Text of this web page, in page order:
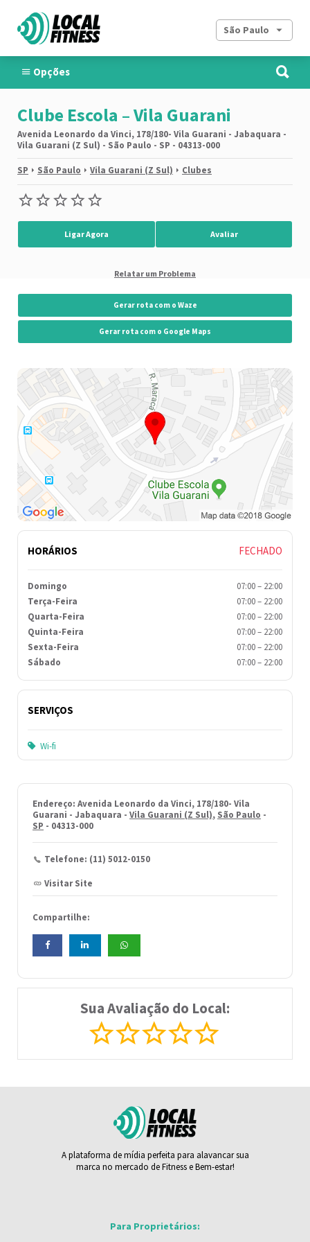
São Paulo
Opções
Clube Escola – Vila Guarani
Avenida Leonardo da Vinci, 178/180- Vila Guarani - Jabaquara -
Vila Guarani (Z Sul) - São Paulo - SP - 04313-000
SP São Paulo Vila Guarani (Z Sul) Clubes
Ligar Agora Avaliar
Relatar um Problema
Endereço: Avenida Leonardo da Vinci, 178/180- Vila
Guarani - Jabaquara - Vila Guarani (Z Sul), São Paulo -
SP - 04313-000
Telefone: (11) 5012-0150
Visitar Site
Compartilhe:
Sua Avaliação do Local:
Gerar rota com o Waze
Gerar rota com o Google Maps
HORÁRIOS FECHADO
Domingo 07:00– 22:00
Terça-Feira
07:00– 22:00
Quarta-Feira
07:00– 22:00
Quinta-Feira
07:00– 22:00
Sexta-Feira
07:00– 22:00
Sábado
07:00– 22:00
SERVIÇOS
Wi-fi
A plataforma de mídia perfeita para alavancar sua
marca no mercado de Fitness e Bem-estar!
Para Proprietários: